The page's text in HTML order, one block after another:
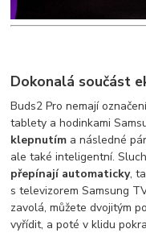
Dokonalá součást
Buds2 Pro nemají
tablety a hodinkami
klepnutím a následné
ale také inteligentní.
přepínají automaticky,
s televizorem Samsung
zavolá, můžete dvojitým
vyřídit, a poté v klidu